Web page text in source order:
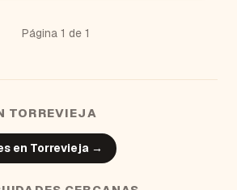
Página 1 de 1
TORREVIEJA
en Torrevieja →